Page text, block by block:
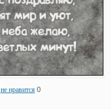
не нравится 0